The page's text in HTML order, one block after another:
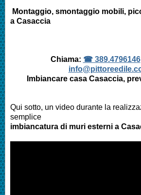
Montaggio, smontaggio mobili,
a Casaccia
Chiama: ☎ 389.4796146
Imbiancare casa Casaccia,
Qui sotto, un video durante la
semplice
imbiancatura di muri esterni a